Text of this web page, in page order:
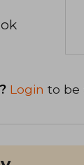
Login to be